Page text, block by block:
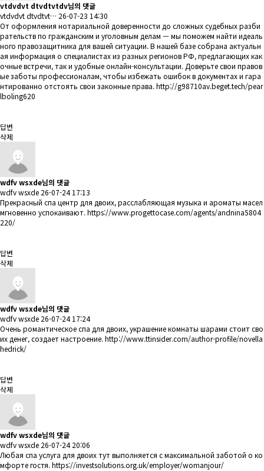
vtdvdvt dtvdtvtdv님의 댓글
vtdvdvt dtvdtvt… 26-07-23 14:30
От оформления нотариальной доверенности до сложных судебных разби
рательств по гражданским и уголовным делам — мы поможем найти идеаль
ного правозащитника для вашей ситуации. В нашей базе собрана актуальн
ая информация о специалистах из разных регионов РФ, предлагающих как
очные встречи, так и удобные онлайн-консультации. Доверьте свои правов
ые заботы профессионалам, чтобы избежать ошибок в документах и гара
нтированно отстоять свои законные права.http://g98710av.beget.tech/pear
lboling620
답변
삭제
wdfv wsxde님의 댓글
wdfv wsxde 26-07-24 17:13
Прекрасный спа центр для двоих, расслабляющая музыка и ароматы масел
мгновенно успокаивают.https://www.progettocase.com/agents/andnina5804
220/
답변
삭제
wdfv wsxde님의 댓글
wdfv wsxde 26-07-24 17:24
Очень романтическое спа для двоих, украшение комнаты шарами стоит сво
их денег, создает настроение.http://www.ttinsider.com/author-profile/novella
hedrick/
답변
삭제
wdfv wsxde님의 댓글
wdfv wsxde 26-07-24 20:06
Любая спа услуга для двоих тут выполняется с максимальной заботой о ко
мфорте гостя.https://investsolutions.org.uk/employer/womanjour/